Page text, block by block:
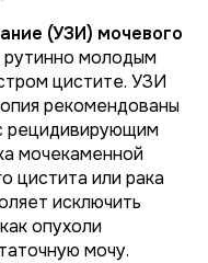
(УЗИ) мочевого
молодым
цистите. УЗИ
рекомендованы
рецидивирующим
мочекаменной
цистита или рака
исключить
опухоли
мочу.